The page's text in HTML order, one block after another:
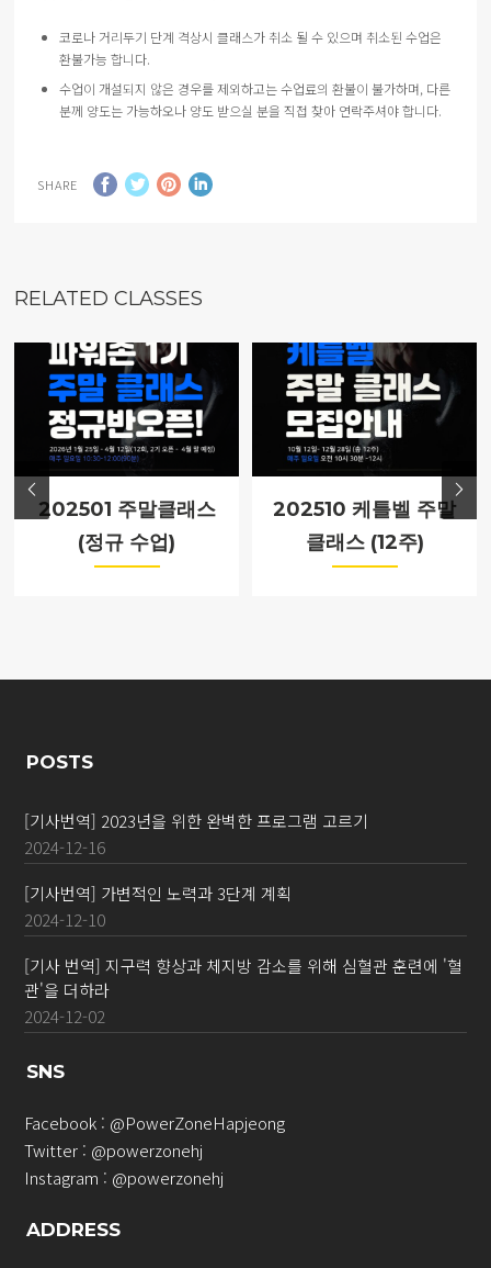
코로나 거리두기 단계 격상시 클래스가 취소 될 수 있으며 취소된 수업은
환불가능 합니다.
수업이 개설되지 않은 경우를 제외하고는 수업료의 환불이 불가하며, 다른
분께 양도는 가능하오나 양도 받으실 분을 직접 찾아 연락주셔야 합니다.
SHARE
RELATED CLASSES
202501 주말클래스
(정규 수업)
202510 케틀벨 주말
클래스 (12주)
POSTS
[기사번역] 2023년을 위한 완벽한 프로그램 고르기
2024-12-16
[기사번역] 가변적인 노력과 3단계 계획
2024-12-10
[기사 번역] 지구력 향상과 체지방 감소를 위해 심혈관 훈련에 '혈
관'을 더하라
2024-12-02
SNS
Facebook : @PowerZoneHapjeong
Twitter : @powerzonehj
Instagram : @powerzonehj
ADDRESS